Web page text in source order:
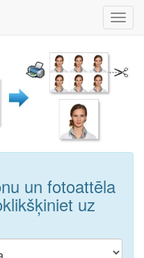
un fotoattēla
uz